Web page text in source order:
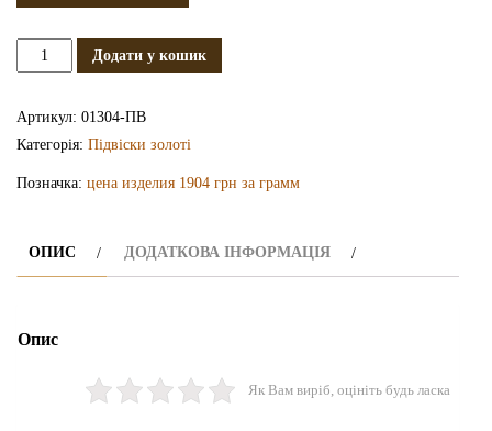
Золота
Додати у кошик
Артикул: 01304-ПВ
Категорія: Підвіски золоті
Позначка: цена изделия 1904 грн за грамм
ОПИС ДОДАТКОВА ІНФОРМАЦІЯ
Опис
Як Вам виріб, оцініть будь ласка